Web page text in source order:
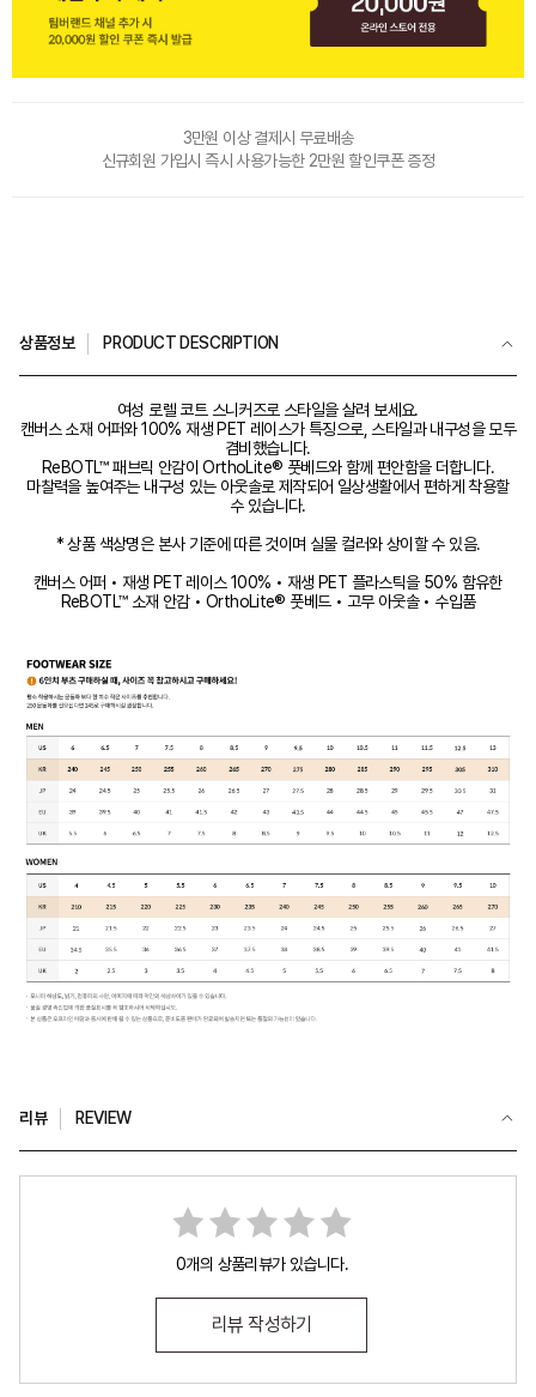
3만원 이상 결제시 무료배송
신규회원 가입시 즉시 사용가능한 2만원 할인쿠폰 증정
상품정보 PRODUCT DESCRIPTION
여성 로렐 코트 스니커즈로 스타일을 살려 보세요.
캔버스 소재 어퍼와 100% 재생 PET 레이스가 특징으로, 스타일과 내구성을 모두
겸비했습니다.
ReBOTL™ 패브릭 안감이 OrthoLite® 풋베드와 함께 편안함을 더합니다.
마찰력을 높여주는 내구성 있는 아웃솔로 제작되어 일상생활에서 편하게 착용할
수 있습니다.
* 상품 색상명은 본사 기준에 따른 것이며 실물 컬러와 상이할 수 있음.
캔버스 어퍼 • 재생 PET 레이스 100% • 재생 PET 플라스틱을 50% 함유한
ReBOTL™ 소재 안감 • OrthoLite® 풋베드 • 고무 아웃솔 • 수입품
리뷰 REVIEW
0개의 상품리뷰가 있습니다.
리뷰 작성하기